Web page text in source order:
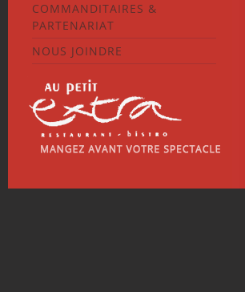
COMMANDITAIRES &
PARTENARIAT
NOUS JOINDRE